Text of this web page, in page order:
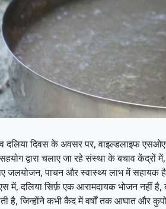
दलिया दिवस के अवसर पर, वाइल्डलाइफ
द्वारा चलाए जा रहे संस्था के बचाव केंद्रों
जलयोजन, पाचन और स्वास्थ्य लाभ में सहायक
में, दलिया सिर्फ़ एक आरामदायक भोजन नहीं है,
है, जिन्होंने कभी कैद में वर्षों तक आघात और